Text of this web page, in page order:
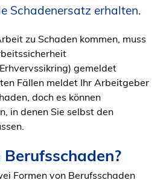
Schadenersatz erhalten.
zu Schaden kommen, muss
gemeldet
Fällen meldet Ihr Arbeitgeber
doch es können
in denen Sie selbst den
Formen von Berufsschaden